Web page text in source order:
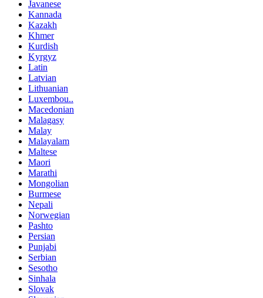
Javanese
Kannada
Kazakh
Khmer
Kurdish
Kyrgyz
Latin
Latvian
Lithuanian
Luxembou..
Macedonian
Malagasy
Malay
Malayalam
Maltese
Maori
Marathi
Mongolian
Burmese
Nepali
Norwegian
Pashto
Persian
Punjabi
Serbian
Sesotho
Sinhala
Slovak